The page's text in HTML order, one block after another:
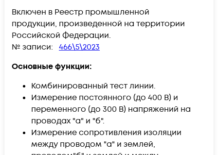
Включен в Реестр промышленной
продукции, произведенной на территории
Российской Федерации.
№ записи: 466\5\2023
Основные функции:
Комбинированный тест линии.
Измерение постоянного (до 400 В) и
переменного (до 300 В) напряжений на
проводах "а" и "б".
Измерение сопротивления изоляции
между проводом "а" и землей,